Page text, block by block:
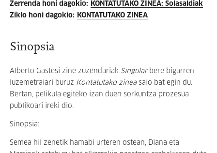
Zerrenda honi dagokio:
KONTATUTAKO ZINEA: Solasaldiak
Ziklo honi dagokio: KONTATUTAKO ZINEA
Sinopsia
Alberto Gastesi zine zuzendariak Singularbere bigarren
luzemetraiari buruz Kontatutako zineasaio bat egin du.
Bertan, pelikula egiteko izan duen sorkuntza prozesua
publikoari ireki dio.
Sinopsia:
Semea hil zenetik hamabi urteren ostean, Diana eta